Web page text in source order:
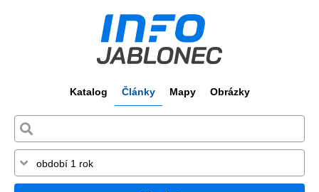
Katalog Články Mapy Obrázky